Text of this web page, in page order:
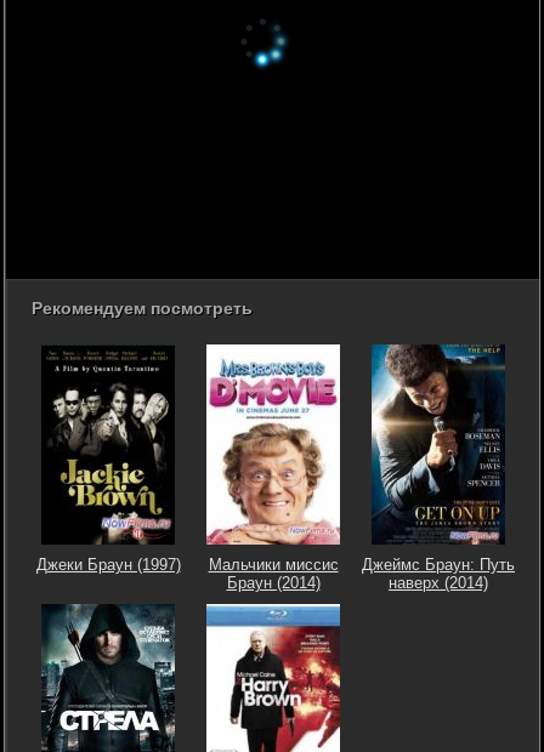
Рекомендуем посмотреть
Джеки Браун (1997)
Мальчики миссис
Браун (2014)
Джеймс Браун: Путь
наверх (2014)